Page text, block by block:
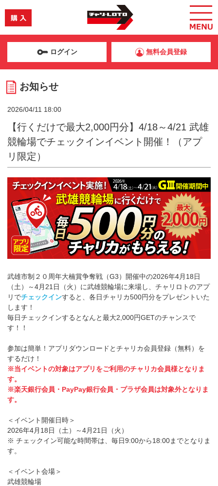
ログイン 無料会員登録
お知らせ
2026/04/11 18:00
【行くだけで最大2,000円分】4/18～4/21 武雄
競輪場でチェックインイベント開催！（アプ
リ限定）
武雄市制２０周年大楠賞争奪戦（G3）開催中の2026年4月18日
（土）～4月21日（火）に武雄競輪場に来場し、チャリロトのアプ
リでチェックインすると、各日チャリカ500円分をプレゼントいた
します！
毎日チェックインするとなんと最大2,000円GETのチャンスで
す！！
参加は簡単！アプリダウンロードとチャリカ会員登録（無料）を
するだけ！
※当イベントの対象はアプリをご利用のチャリカ会員様となりま
す。
※楽天銀行会員・PayPay銀行会員・プラザ会員は対象外となりま
す。
＜イベント開催日時＞
2026年4月18日（土）～4月21日（火）
※ チェックイン可能な時間帯は、毎日9:00から18:00までとなりま
す。
＜イベント会場＞
武雄競輪場